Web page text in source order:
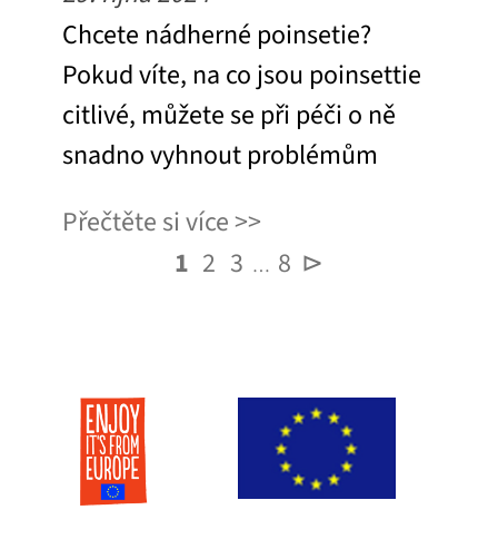
Chcete nádherné poinsetie?
Pokud víte, na co jsou poinsettie
citlivé, můžete se při péči o ně
snadno vyhnout problémům
Přečtěte si více
1 2 3 … 8 ⊳